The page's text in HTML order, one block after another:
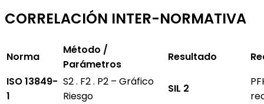
CORRELACIÓN INTER-NORMATIVA
Norma
Método /
Parámetros
Resultado
ISO 13849-
1
S2 . F2 . P2 – Gráfico
Riesgo
SIL 2